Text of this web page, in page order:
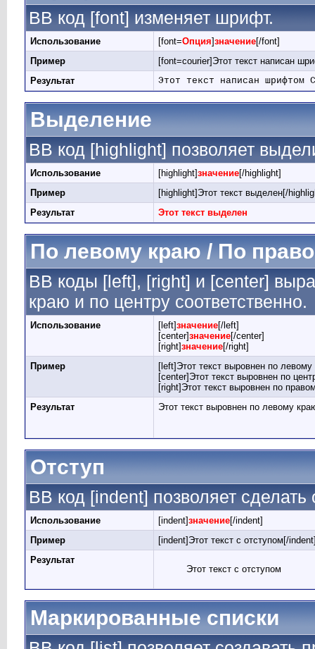
BB код [font] изменяет шрифт.
Использование [font=Опция]значение[/font]
Пример
[font=courier]Этот текст написан
Результат
Этот текст написан шрифтом
Выделение
BB код [highlight] позволяет
Использование [highlight]значение[/highlight]
Пример
[highlight]Этот текст выделен[/
Результат
Этот текст выделен
По левому краю / По
BB коды [left], [right] и [center]
краю и по центру соответственно.
Использование [left]значение[/left]
[center]значение[/center]
[right]значение[/right]
Пример
[left]Этот текст выровнен по
[center]Этот текст выровнен по
[right]Этот текст выровнен по
Результат
Этот текст выровнен по левому
Отступ
BB код [indent] позволяет сделать
Использование [indent]значение[/indent]
Пример
[indent]Этот текст с отступом[/
Результат
Этот текст с отступом
Маркированные списки